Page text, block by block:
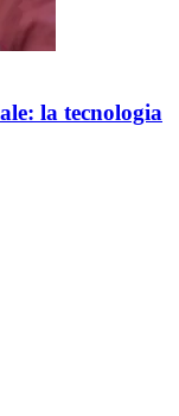
la tecnologia